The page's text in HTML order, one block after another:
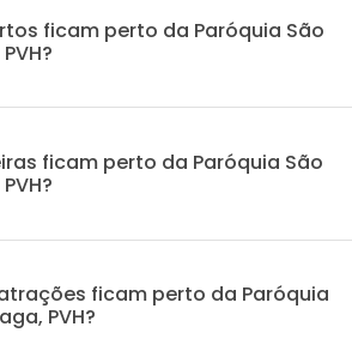
ficam perto da Paróquia São
ficam perto da Paróquia São
ficam perto da Paróquia
PVH?